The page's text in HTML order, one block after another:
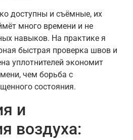
доступны и съёмные, их
много времени и не
навыков. На практике я
быстрая проверка швов и
уплотнителей экономит
чем борьба с
состояния.
и
воздуха: